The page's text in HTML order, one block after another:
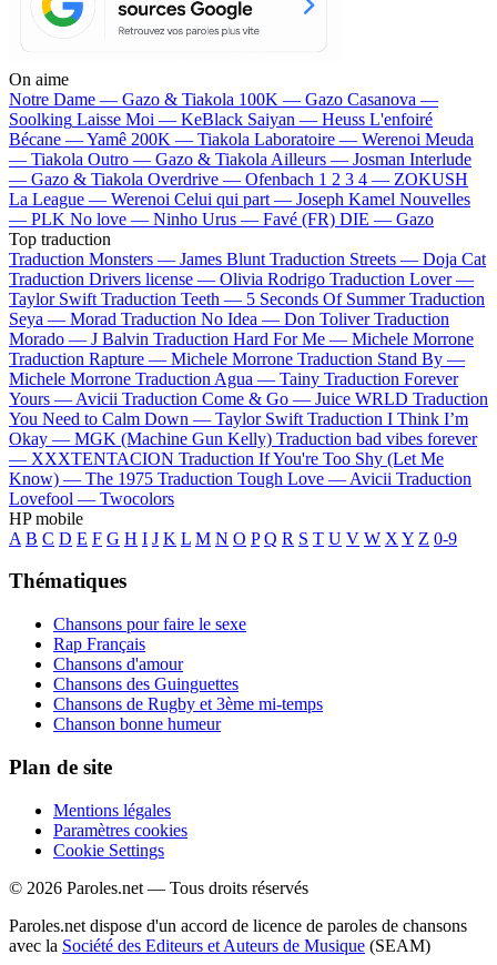
On aime
Notre Dame — Gazo & Tiakola 100K — Gazo Casanova —
Soolking Laisse Moi — KeBlack Saiyan — Heuss L'enfoiré
Bécane —Yamê 200K — Tiakola Laboratoire — Werenoi Meuda
— Tiakola Outro — Gazo & Tiakola Ailleurs — Josman Interlude
— Gazo & Tiakola Overdrive — Ofenbach 1 2 3 4 — ZOKUSH
La League — Werenoi Celui qui part — Joseph Kamel Nouvelles
— PLK No love — Ninho Urus — Favé (FR) DIE — Gazo
Top traduction
Traduction Monsters — James Blunt Traduction Streets — Doja Cat
Traduction Drivers license — Olivia Rodrigo Traduction Lover —
Taylor Swift Traduction Teeth — 5 Seconds Of Summer Traduction
Seya — Morad Traduction No Idea — Don Toliver Traduction
Morado — J Balvin Traduction Hard For Me — Michele Morrone
Traduction Rapture — Michele Morrone Traduction Stand By —
Michele Morrone Traduction Agua — Tainy Traduction Forever
Yours — Avicii Traduction Come & Go — Juice WRLD Traduction
You Need to Calm Down — Taylor Swift Traduction I Think I’m
Okay — MGK (Machine Gun Kelly) Traduction bad vibes forever
— XXXTENTACION Traduction If You're Too Shy (Let Me
Know) — The 1975 Traduction Tough Love — Avicii Traduction
Lovefool — Twocolors
HP mobile
A B C D E F G H I J K L M N O P Q R S T U V W X Y Z 0-9
Thématiques
Chansons pour faire le sexe
Rap Français
Chansons d'amour
Chansons des Guinguettes
Chansons de Rugby et 3ème mi-temps
Chanson bonne humeur
Plan de site
Mentions légales
Paramètres cookies
Cookie Settings
© 2026 Paroles.net — Tous droits réservés
Paroles.net dispose d'un accord de licence de paroles de chansons
avec la Société des Editeurs et Auteurs de Musique (SEAM)